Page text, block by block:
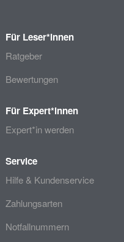
Für Leser*innen
Ratgeber
Bewertungen
Für Expert*innen
Expert*in werden
Service
Hilfe & Kundenservice
Zahlungsarten
Notfallnummern